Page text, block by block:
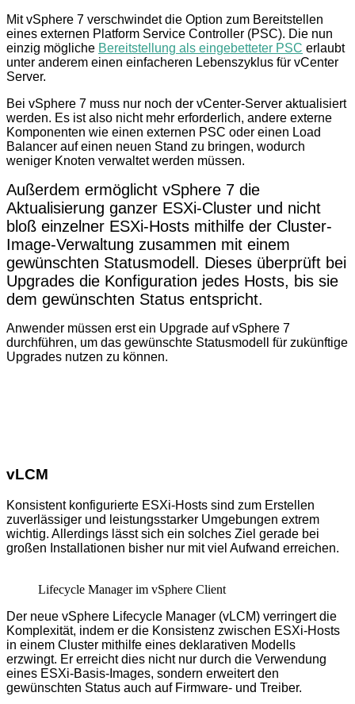
Mit vSphere 7 verschwindet die Option zum Bereitstellen
eines externen Platform Service Controller (PSC). Die nun
einzig mögliche Bereitstellung als eingebetteter PSC erlaubt
unter anderem einen einfacheren Lebenszyklus für vCenter
Server.
Bei vSphere 7 muss nur noch der vCenter-Server aktualisiert
werden. Es ist also nicht mehr erforderlich, andere externe
Komponenten wie einen externen PSC oder einen Load
Balancer auf einen neuen Stand zu bringen, wodurch
weniger Knoten verwaltet werden müssen.
Außerdem ermöglicht vSphere 7 die
Aktualisierung ganzer ESXi-Cluster und nicht
bloß einzelner ESXi-Hosts mithilfe der Cluster-
Image-Verwaltung zusammen mit einem
gewünschten Statusmodell. Dieses überprüft bei
Upgrades die Konfiguration jedes Hosts, bis sie
dem gewünschten Status entspricht.
Anwender müssen erst ein Upgrade auf vSphere 7
durchführen, um das gewünschte Statusmodell für zukünftige
Upgrades nutzen zu können.
vLCM
Konsistent konfigurierte ESXi-Hosts sind zum Erstellen
zuverlässiger und leistungs­starker Umgebungen extrem
wichtig. Allerdings lässt sich ein solches Ziel gerade bei
großen Installationen bisher nur mit viel Aufwand erreichen.
Lifecycle Manager im vSphere Client
Der neue vSphere Lifecycle Manager (vLCM) verringert die
Komplexität, indem er die Konsistenz zwischen ESXi-Hosts
in einem Cluster mithilfe eines deklarativen Modells
erzwingt. Er erreicht dies nicht nur durch die Verwendung
eines ESXi-Basis-Images, sondern erweitert den
gewünschten Status auch auf Firmware- und Treiber.